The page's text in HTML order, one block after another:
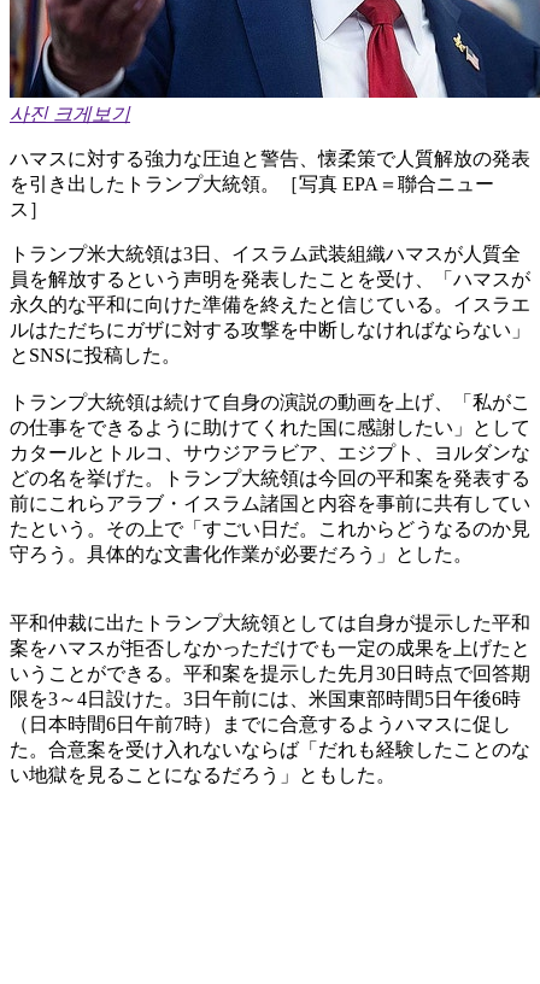
사진 크게보기
ハマスに対する強力な圧迫と警告、懐柔策で人質解放の発表
を引き出したトランプ大統領。［写真 EPA＝聯合ニュー
ス］
トランプ米大統領は3日、イスラム武装組織ハマスが人質全
員を解放するという声明を発表したことを受け、「ハマスが
永久的な平和に向けた準備を終えたと信じている。イスラエ
ルはただちにガザに対する攻撃を中断しなければならない」
とSNSに投稿した。
トランプ大統領は続けて自身の演説の動画を上げ、「私がこ
の仕事をできるように助けてくれた国に感謝したい」として
カタールとトルコ、サウジアラビア、エジプト、ヨルダンな
どの名を挙げた。トランプ大統領は今回の平和案を発表する
前にこれらアラブ・イスラム諸国と内容を事前に共有してい
たという。その上で「すごい日だ。これからどうなるのか見
守ろう。具体的な文書化作業が必要だろう」とした。
平和仲裁に出たトランプ大統領としては自身が提示した平和
案をハマスが拒否しなかっただけでも一定の成果を上げたと
いうことができる。平和案を提示した先月30日時点で回答期
限を3～4日設けた。3日午前には、米国東部時間5日午後6時
（日本時間6日午前7時）までに合意するようハマスに促し
た。合意案を受け入れないならば「だれも経験したことのな
い地獄を見ることになるだろう」ともした。